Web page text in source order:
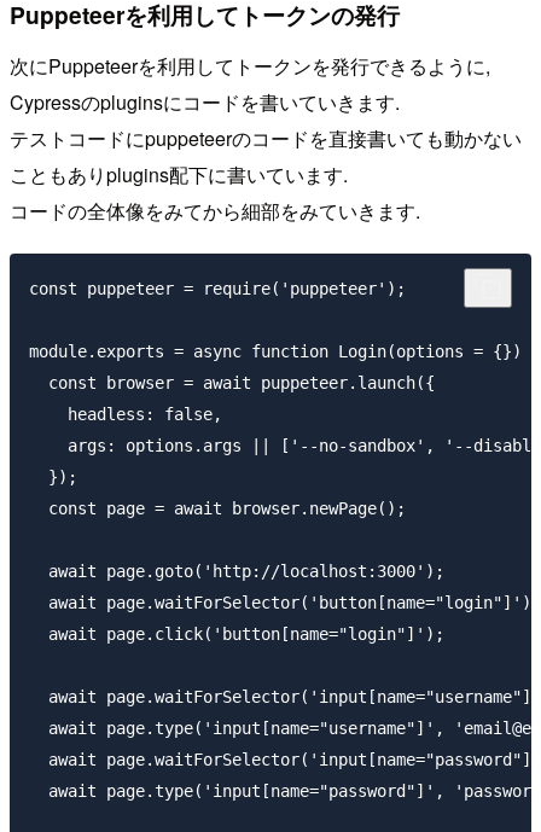
Puppeteerを利用してトークンの発行
次にPuppeteerを利用してトークンを発行できるように,
Cypressのpluginsにコードを書いていきます.
テストコードにpuppeteerのコードを直接書いても動かない
こともありplugins配下に書いています.
コードの全体像をみてから細部をみていきます.
const puppeteer = require('puppeteer');
module.exports = async function Login(options = {}) {
  const browser = await puppeteer.launch({
    headless: false,
args: options.args || ['--no-sandbox', '--
  });
  const page = await browser.newPage();
  await page.goto('http://localhost:3000');
  await page.waitForSelector('button[name="login"]');
  await page.click('button[name="login"]');
await
await page.type('input[name="username"]',
await
await page.type('input[name="password"]',